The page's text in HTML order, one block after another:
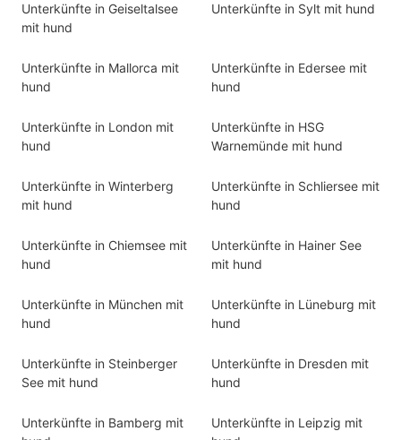
Unterkünfte in Geiseltalsee
mit hund
Unterkünfte in Sylt mit hund
Unterkünfte in Mallorca mit
hund
Unterkünfte in Edersee mit
hund
Unterkünfte in London mit
hund
Unterkünfte in HSG
Warnemünde mit hund
Unterkünfte in Winterberg
mit hund
Unterkünfte in Schliersee mit
hund
Unterkünfte in Chiemsee mit
hund
Unterkünfte in Hainer See
mit hund
Unterkünfte in München mit
hund
Unterkünfte in Lüneburg mit
hund
Unterkünfte in Steinberger
See mit hund
Unterkünfte in Dresden mit
hund
Unterkünfte in Bamberg mit
Unterkünfte in Leipzig mit